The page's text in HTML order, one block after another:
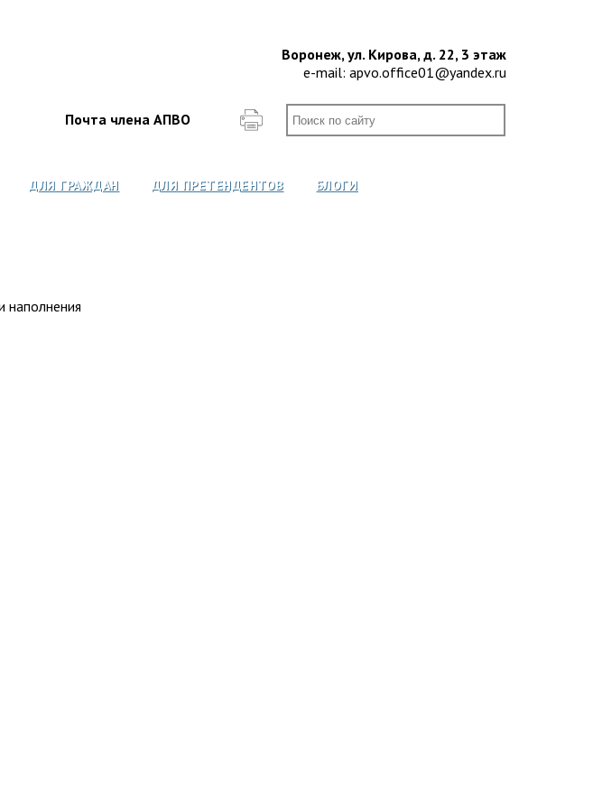
Воронеж, ул. Кирова, д. 22, 3 этаж
e-mail: apvo.office01@yandex.ru
Почта члена АПВО
ДЛЯ ГРАЖДАН ДЛЯ ПРЕТЕНДЕНТОВ
БЛОГИ
наполнения